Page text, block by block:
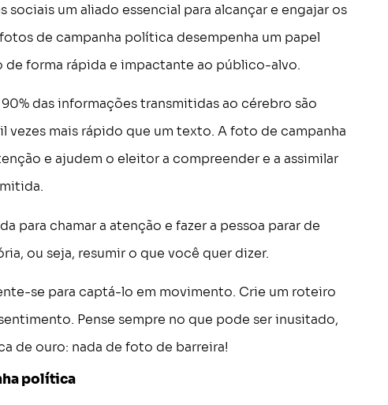
um aliado essencial para alcançar e engajar os
de campanha política desempenha um papel
forma rápida e impactante ao público-alvo.
das informações transmitidas ao cérebro são
vezes mais rápido que um texto. A foto de campanha
e ajudem o eleitor a compreender e a assimilar
para chamar a atenção e fazer a pessoa parar de
ou seja, resumir o que você quer dizer.
se para captá-lo em movimento. Crie um roteiro
Pense sempre no que pode ser inusitado,
de ouro: nada de foto de barreira!
política